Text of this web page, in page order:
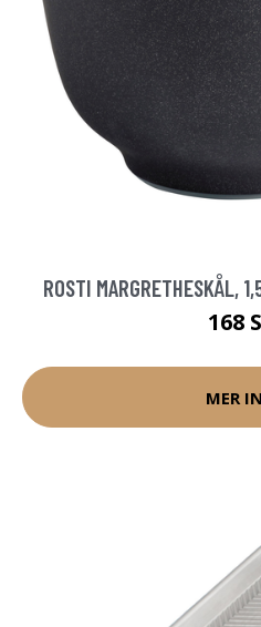
ROSTI MARGRETHESKÅL,
168
MER